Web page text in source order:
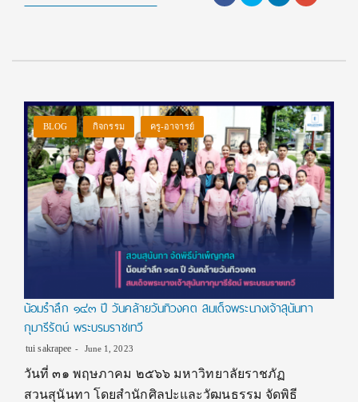
BLOG กิจกรรม ครู-อาจารย์
น้อมรำลึก ๑๔๓ ปี วันคล้ายวันทิวงคต สมเด็จพระนางเจ้าสุนันทา
กุมารีรัตน์ พระบรมราชเทวี
tui sakrapee June 1, 2023
วันที่ ๓๑ พฤษภาคม ๒๕๖๖ มหาวิทยาลัยราชภัฏ
สวนสุนันทา โดยสำนักศิลปะและวัฒนธรรม จัดพิธี